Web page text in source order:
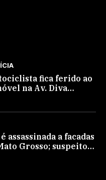
fica ferido ao
na Av. Diva
assassinada a facadas
Grosso; suspeito é